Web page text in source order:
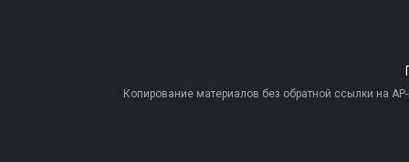
Копирование материалов без обратной ссылки на